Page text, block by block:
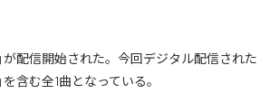
が配信開始された。今回デジタル配信された
含む全1曲となっている。